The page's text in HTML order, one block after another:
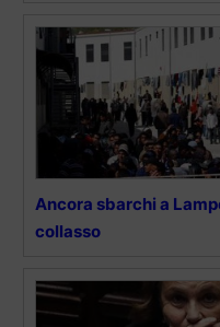
Ancora sbarchi a
collasso